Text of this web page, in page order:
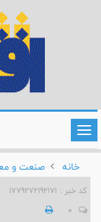
تغییر
وضعیت
ناوبری
خانه
صنعت و
کد خبر : 1779272192171
0